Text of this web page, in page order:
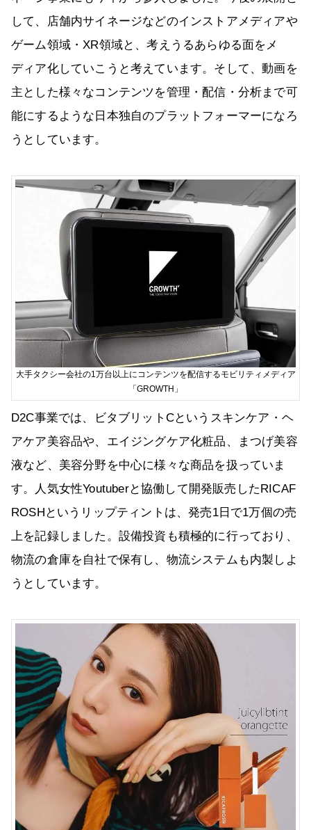
して、店舗内サイネージなどのインストアメディアや
ゲーム領域・XR領域と、考えうるあらゆる面をメ
ディア化していこうと考えています。そして、動画を
主とした様々なコンテンツを管理・配信・分析まで可
能にするような日本独自のプラットフォーマーになろ
うとしています。
大手タクシー会社の1万台以上にコンテンツを配信するモビリティメディア
「GROWTH」
D2C事業では、ビタブリットCというスキンケア・ヘ
アケア美容品や、エイジングケア化粧品、まつげ美容
液など、美容分野を中心に様々な商品を扱っていま
す。人気女性Youtuberと協働して開発販売したRICAF
ROSHというリップティントは、発売1日で1万個の売
上を記録しました。設備投資も積極的に行っており、
物流の倉庫を自社で保有し、物流システムも内製しよ
うとしています。